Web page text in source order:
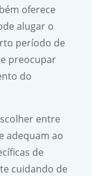
oferece
alugar o
período de
preocupar
do
entre
adequam ao
de
cuidando de